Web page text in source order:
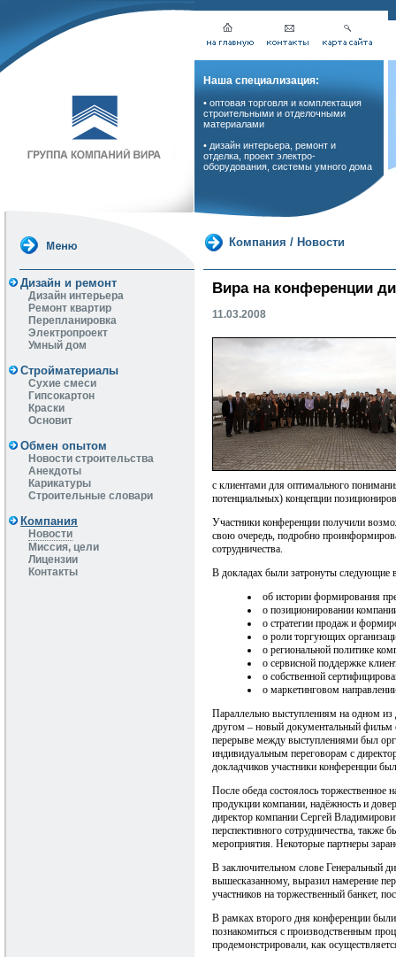
Наша специализация:
• оптовая торговля и комплектация
строительными и отделочными
материалами
• дизайн интерьера, ремонт и
отделка, проект электро-
оборудования, системы умного дома
Дизайн и ремонт
Дизайн интерьера
Ремонт квартир
Перепланировка
Электропроект
Умный дом
Стройматериалы
Сухие смеси
Гипсокартон
Краски
Основит
Обмен опытом
Новости строительства
Анекдоты
Карикатуры
Строительные словари
Компания
Новости
Миссия, цели
Лицензии
Контакты
Компания / Новости
Вира на конференции
11.03.2008
с клиентами для оптимального
потенциальных) концепции
Участники конференции получили
свою очередь, подробно
сотрудничества.
В докладах были затронуты следующие
об истории формирования
о позиционировании
о стратегии продаж и
о роли торгующих
о региональной политике
о сервисной поддержке
о собственной
о маркетинговом
Параллельно выступлениям на одном
другом – новый документальный фильм
перерыве между выступлениями был
индивидуальным переговорам с
докладчиков участники конференции
После обеда состоялось
продукции компании, надёжность и
директор компании Сергей
перспективного сотрудничества,
мероприятия. Некоторые партнеры
В заключительном слове Генеральный
вышесказанному, выразил намерение
участников на торжественный банкет,
В рамках второго дня конференции
познакомиться с производственным
продемонстрировали, как